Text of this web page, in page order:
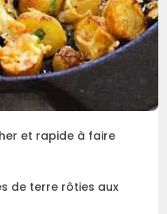
et rapide à faire
de terre rôties aux